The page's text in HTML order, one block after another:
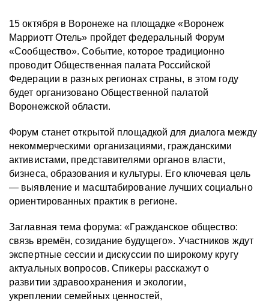
15 октября в Воронеже на площадке «Воронеж
Марриотт Отель» пройдет федеральный Форум
«Сообщество». Событие, которое традиционно
проводит Общественная палата Российской
Федерации в разных регионах страны, в этом году
будет организовано Общественной палатой
Воронежской области.
Форум станет открытой площадкой для диалога между
некоммерческими организациями, гражданскими
активистами, представителями органов власти,
бизнеса, образования и культуры. Его ключевая цель
— выявление и масштабирование лучших социально
ориентированных практик в регионе.
Заглавная тема форума: «Гражданское общество:
связь времён, созидание будущего». Участников ждут
экспертные сессии и дискуссии по широкому кругу
актуальных вопросов. Спикеры расскажут о
развитии здравоохранения и экологии,
укреплении семейных ценностей,